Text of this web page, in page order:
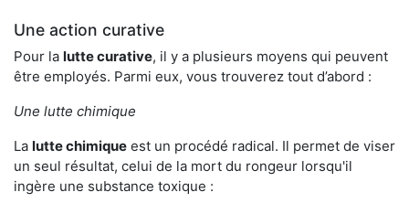
Une action curative
Pour la lutte curative, il y a plusieurs moyens qui peuvent
être employés. Parmi eux, vous trouverez tout d’abord :
Une lutte chimique
La lutte chimique est un procédé radical. Il permet de viser
un seul résultat, celui de la mort du rongeur lorsqu'il
ingère une substance toxique :